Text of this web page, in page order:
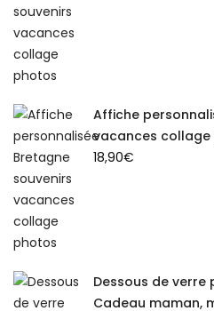
Affiche
vacances
18,90€
Dessous de verre
Cadeau maman,